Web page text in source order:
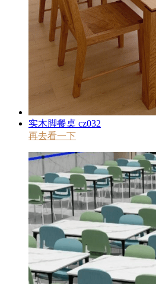
实木脚餐桌 cz032
再去看一下